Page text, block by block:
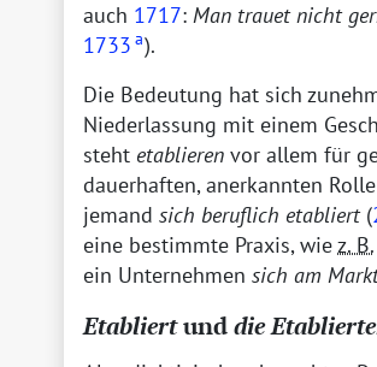
auch 1717: Man trauet nicht
1733 a).
Die Bedeutung hat sich
Niederlassung mit einem
steht etablieren vor allem für
dauerhaften, anerkannten
jemand sich beruflich etabliert(
eine bestimmte Praxis, wiez. B.
ein Unternehmen sich am
Etabliertunddie